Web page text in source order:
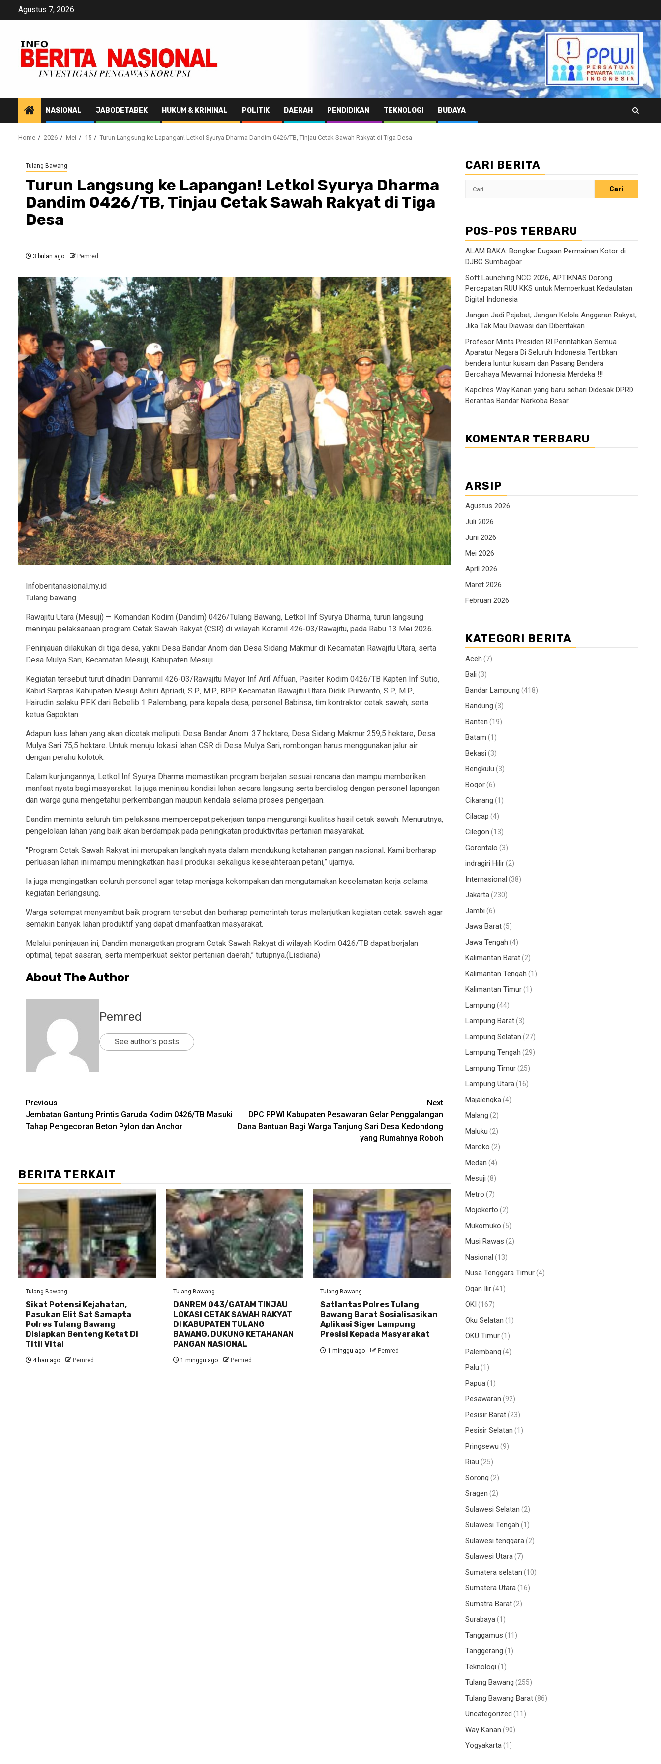
Agustus 7, 2026
NASIONAL JABODETABEK HUKUM & KRIMINAL POLITIK DAERAH PENDIDIKAN TEKNOLOGI BUDAYA
Home 2026 Mei 15 Turun Langsung ke Lapangan! Letkol Syurya Dharma Dandim 0426/TB, Tinjau Cetak Sawah Rakyat di Tiga Desa
Tulang Bawang
Turun Langsung ke Lapangan! Letkol Syurya Dharma
Dandim 0426/TB, Tinjau Cetak Sawah Rakyat di Tiga
Desa
3 bulan ago Pemred
Infoberitanasional.my.id
Tulang bawang
Rawajitu Utara (Mesuji) — Komandan Kodim (Dandim) 0426/Tulang Bawang, Letkol Inf Syurya Dharma, turun langsung
meninjau pelaksanaan program Cetak Sawah Rakyat (CSR) di wilayah Koramil 426-03/Rawajitu, pada Rabu 13 Mei 2026.
Peninjauan dilakukan di tiga desa, yakni Desa Bandar Anom dan Desa Sidang Makmur di Kecamatan Rawajitu Utara, serta
Desa Mulya Sari, Kecamatan Mesuji, Kabupaten Mesuji.
Kegiatan tersebut turut dihadiri Danramil 426-03/Rawajitu Mayor Inf Arif Affuan, Pasiter Kodim 0426/TB Kapten Inf Sutio,
Kabid Sarpras Kabupaten Mesuji Achiri Apriadi, S.P., M.P., BPP Kecamatan Rawajitu Utara Didik Purwanto, S.P., M.P.,
Hairudin selaku PPK dari Bebelib 1 Palembang, para kepala desa, personel Babinsa, tim kontraktor cetak sawah, serta
ketua Gapoktan.
Adapun luas lahan yang akan dicetak meliputi, Desa Bandar Anom: 37 hektare, Desa Sidang Makmur 259,5 hektare, Desa
Mulya Sari 75,5 hektare. Untuk menuju lokasi lahan CSR di Desa Mulya Sari, rombongan harus menggunakan jalur air
dengan perahu kolotok.
Dalam kunjungannya, Letkol Inf Syurya Dharma memastikan program berjalan sesuai rencana dan mampu memberikan
manfaat nyata bagi masyarakat. Ia juga meninjau kondisi lahan secara langsung serta berdialog dengan personel lapangan
dan warga guna mengetahui perkembangan maupun kendala selama proses pengerjaan.
Dandim meminta seluruh tim pelaksana mempercepat pekerjaan tanpa mengurangi kualitas hasil cetak sawah. Menurutnya,
pengelolaan lahan yang baik akan berdampak pada peningkatan produktivitas pertanian masyarakat.
“Program Cetak Sawah Rakyat ini merupakan langkah nyata dalam mendukung ketahanan pangan nasional. Kami berharap
perluasan lahan ini mampu meningkatkan hasil produksi sekaligus kesejahteraan petani,” ujarnya.
Ia juga mengingatkan seluruh personel agar tetap menjaga kekompakan dan mengutamakan keselamatan kerja selama
kegiatan berlangsung.
Warga setempat menyambut baik program tersebut dan berharap pemerintah terus melanjutkan kegiatan cetak sawah agar
semakin banyak lahan produktif yang dapat dimanfaatkan masyarakat.
Melalui peninjauan ini, Dandim menargetkan program Cetak Sawah Rakyat di wilayah Kodim 0426/TB dapat berjalan
optimal, tepat sasaran, serta memperkuat sektor pertanian daerah,” tutupnya.(Lisdiana)
About The Author
Pemred
See author's posts
Post
navigation
Previous
Jembatan Gantung Printis Garuda Kodim 0426/TB Masuki
Tahap Pengecoran Beton Pylon dan Anchor
Next
DPC PPWI Kabupaten Pesawaran Gelar Penggalangan
Dana Bantuan Bagi Warga Tanjung Sari Desa Kedondong
yang Rumahnya Roboh
BERITA TERKAIT
Tulang Bawang
Sikat Potensi Kejahatan,
Pasukan Elit Sat Samapta
Polres Tulang Bawang
Disiapkan Benteng Ketat Di
Titil Vital
4 hari ago Pemred
Tulang Bawang
DANREM 043/GATAM TINJAU
LOKASI CETAK SAWAH RAKYAT
DI KABUPATEN TULANG
BAWANG, DUKUNG KETAHANAN
PANGAN NASIONAL
1 minggu ago Pemred
Tulang Bawang
Satlantas Polres Tulang
Bawang Barat Sosialisasikan
Aplikasi Siger Lampung
Presisi Kepada Masyarakat
1 minggu ago Pemred
CARI BERITA
Cari
POS-POS TERBARU
ALAM BAKA: Bongkar Dugaan Permainan Kotor di
DJBC Sumbagbar
Soft Launching NCC 2026, APTIKNAS Dorong
Percepatan RUU KKS untuk Memperkuat Kedaulatan
Digital Indonesia
Jangan Jadi Pejabat, Jangan Kelola Anggaran Rakyat,
Jika Tak Mau Diawasi dan Diberitakan
Profesor Minta Presiden RI Perintahkan Semua
Aparatur Negara Di Seluruh Indonesia Tertibkan
bendera luntur kusam dan Pasang Bendera
Bercahaya Mewarnai Indonesia Merdeka !!!
Kapolres Way Kanan yang baru sehari Didesak DPRD
Berantas Bandar Narkoba Besar
KOMENTAR TERBARU
ARSIP
Agustus 2026
Juli 2026
Juni 2026
Mei 2026
April 2026
Maret 2026
Februari 2026
KATEGORI BERITA
Aceh (7)
Bali (3)
Bandar Lampung (418)
Bandung (3)
Banten (19)
Batam (1)
Bekasi (3)
Bengkulu (3)
Bogor(6)
Cikarang (1)
Cilacap (4)
Cilegon (13)
Gorontalo (3)
indragiri Hilir(2)
Internasional (38)
Jakarta(230)
Jambi (6)
Jawa Barat(5)
Jawa Tengah (4)
Kalimantan Barat(2)
Kalimantan Tengah (1)
Kalimantan Timur(1)
Lampung (44)
Lampung Barat(3)
Lampung Selatan (27)
Lampung Tengah (29)
Lampung Timur(25)
Lampung Utara(16)
Majalengka(4)
Malang (2)
Maluku (2)
Maroko (2)
Medan (4)
Mesuji (8)
Metro (7)
Mojokerto (2)
Mukomuko (5)
Musi Rawas (2)
Nasional (13)
Nusa Tenggara Timur(4)
Ogan Ilir(41)
OKI (167)
Oku Selatan (1)
OKU Timur(1)
Palembang (4)
Palu (1)
Papua(1)
Pesawaran (92)
Pesisir Barat(23)
Pesisir Selatan (1)
Pringsewu (9)
Riau (25)
Sorong (2)
Sragen (2)
Sulawesi Selatan (2)
Sulawesi Tengah (1)
Sulawesi tenggara(2)
Sulawesi Utara(7)
Sumatera selatan (10)
Sumatera Utara(16)
Sumatra Barat(2)
Surabaya(1)
Tanggamus (11)
Tanggerang (1)
Teknologi (1)
Tulang Bawang (255)
Tulang Bawang Barat(86)
Uncategorized (11)
Way Kanan (90)
Yogyakarta(1)